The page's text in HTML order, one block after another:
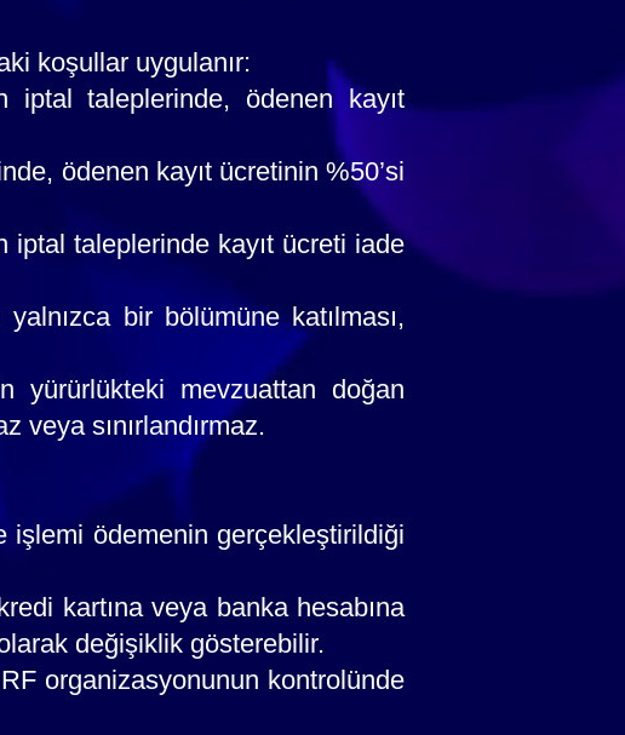
koşullar uygulanır:
taleplerinde, ödenen kayıt
ödenen kayıt ücretinin %50’si
taleplerinde kayıt ücreti iade
yalnızca bir bölümüne katılması,
yürürlükteki mevzuattan doğan
veya sınırlandırmaz.
işlemi ödemenin gerçekleştirildiği
kartına veya banka hesabına
değişiklik gösterebilir.
organizasyonunun kontrolünde